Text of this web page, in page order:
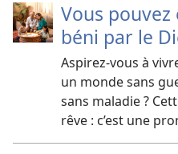
Vous
béni par le
Aspirez-​vous à
un monde sans
sans maladie ?
rêve : c’est une